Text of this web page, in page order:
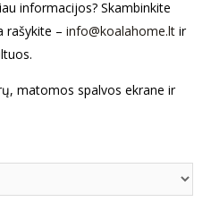
informacijos? Skambinkite
rašykite – info@koalahome.lt ir
matomos spalvos ekrane ir